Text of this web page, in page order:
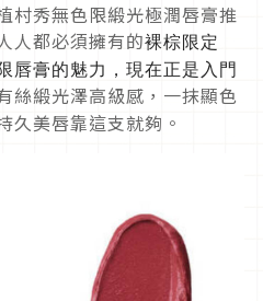
村秀無色限緞光極潤唇膏推
人都必須擁有的裸棕限定
唇膏的魅力，現在正是入門
絲緞光澤高級感，一抹顯色
久美唇靠這支就夠。